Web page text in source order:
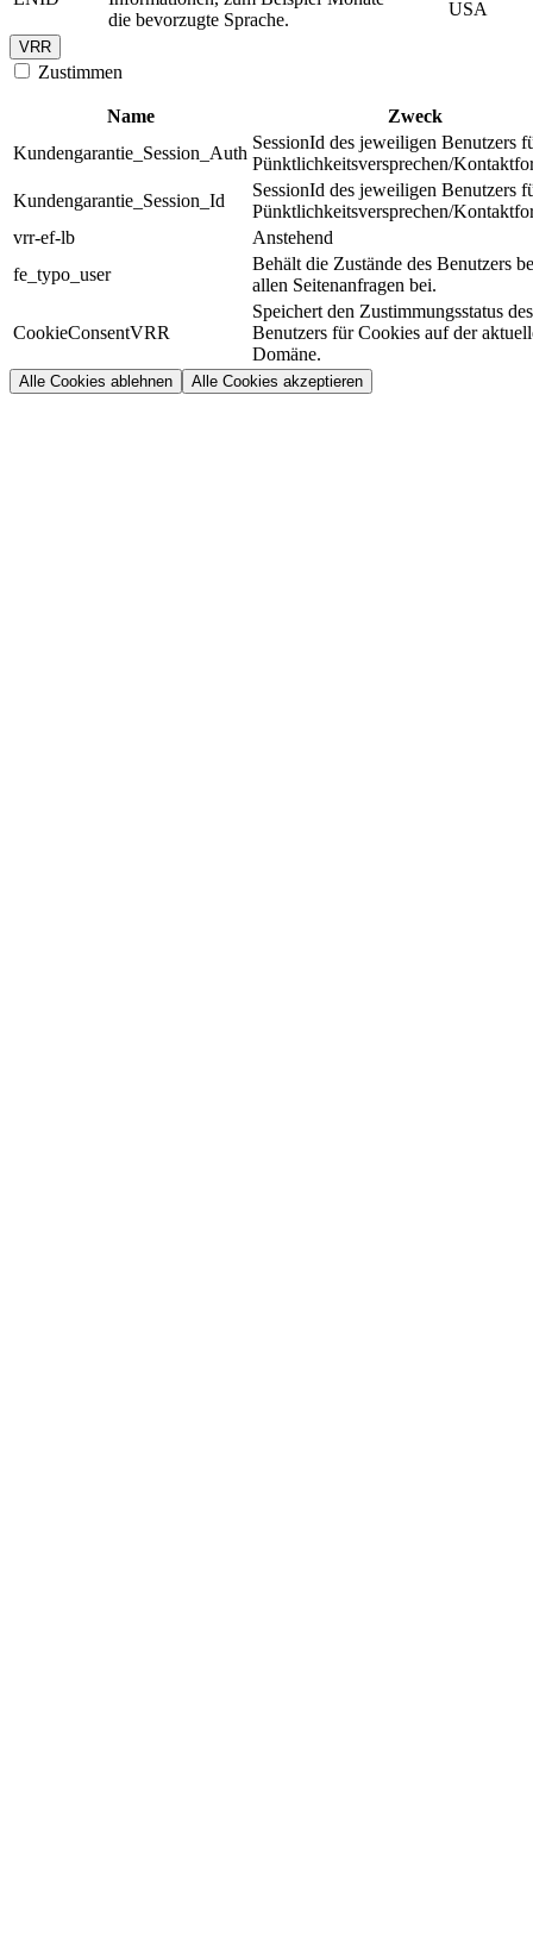
die bevorzugte Sprache.
USA
VRR
Zustimmen
Name
Zweck
Kundengarantie_Session_Auth
SessionId des jeweiligen Benutzers
Pünktlichkeitsversprechen/
Kundengarantie_Session_Id
SessionId des jeweiligen Benutzers
Pünktlichkeitsversprechen/
vrr-ef-lb
Anstehend
fe_typo_user
Behält die Zustände des Benutzers
allen Seitenanfragen bei.
CookieConsentVRR
Speichert den Zustimmungsstatus des
Benutzers für Cookies auf der
Domäne.
Alle Cookies ablehnen Alle Cookies akzeptieren